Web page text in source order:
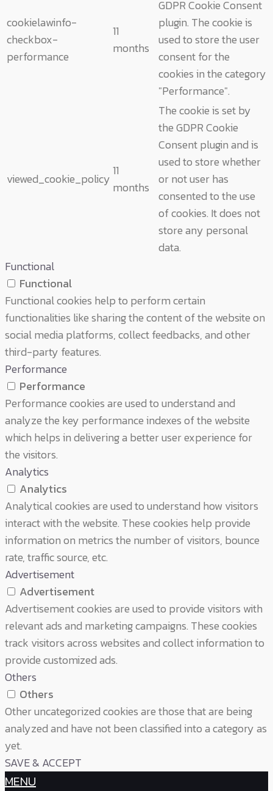
cookielawinfo-
checkbox-
performance
11
months
GDPR Cookie Consent
plugin. The cookie is
used to store the user
consent for the
cookies in the category
"Performance".
viewed_cookie_policy
11
months
The cookie is set by
the GDPR Cookie
Consent plugin and is
used to store whether
or not user has
consented to the use
of cookies. It does not
store any personal
data.
Functional
Functional
Functional cookies help to perform certain
functionalities like sharing the content of the website on
social media platforms, collect feedbacks, and other
third-party features.
Performance
Performance
Performance cookies are used to understand and
analyze the key performance indexes of the website
which helps in delivering a better user experience for
the visitors.
Analytics
Analytics
Analytical cookies are used to understand how visitors
interact with the website. These cookies help provide
information on metrics the number of visitors, bounce
rate, traffic source, etc.
Advertisement
Advertisement
Advertisement cookies are used to provide visitors with
relevant ads and marketing campaigns. These cookies
track visitors across websites and collect information to
provide customized ads.
Others
Others
Other uncategorized cookies are those that are being
analyzed and have not been classified into a category as
yet.
SAVE & ACCEPT
MENU